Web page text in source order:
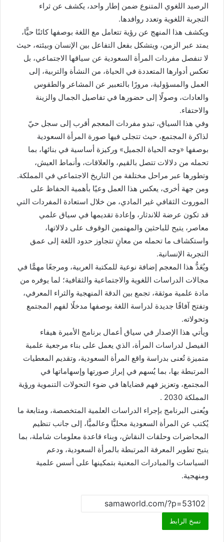
الرصيد اللغوي المتنوع ضمن إطار واحد، يكشف عن ثراء
التجربة اللغوية وتعدد روافدها.
ويكشف هذا المنهج عن رؤية تتعامل مع اللغة بوصفها كائنًا حيًّا،
يمتد عبر الزمن، ويتشكل بفعل التفاعل بين الإنسان وبيئته، حيث
لا تنفصل مفردات المرأة السعودية عن سياقها الاجتماعي، بل
تعكس أدوارها المتعددة في الحياة، من النشأة والتربية، إلى
العمل والمسؤولية، مرورًا بالتعبير عن المشاعر والطقوس
والعادات، وصولًا إلى حضورها في تفاصيل الجمال والزينة
والاحتفاء.
وفي هذا السياق، تبدو مفردات المعجم أقرب إلى سجل حيّ
لذاكرة المجتمع، حيث تتجلى فيها صورة المرأة السعودية
بوصفها «وجه الحياة الجميل» وركيزة أساسية في بنائها، بما
تحمله من دلالات تتصل بالقيم، والعلاقات، وأنماط العيش،
وتطورها عبر مراحل مختلفة من التاريخ الاجتماعي في المملكة.
ومن جهة أخرى، يعكس هذا العمل وعيًا بأهمية الحفاظ على
الموروث الثقافي غير المادي، من خلال استعادة المفردات التي
قد تكون عرضة للاندثار، وإعادة تقديمها في سياق علمي
معاصر، يتيح للباحثين والمهتمين الوقوف على دلالاتها،
واستكشاف ما تحمله من معانٍ تتجاوز حدود اللغة إلى عمق
التجربة الإنسانية.
ويُعَدُّ هذا المعجم إضافة نوعية للمكتبة العربية، ومرجعًا مهمًّا في
مجالات الدراسات اللغوية والاجتماعية والثقافية؛ لما يوفره من
مادة علمية موثقة، تجمع بين الدقة المنهجية والثراء المعرفي،
وتفتح آفاقًا جديدة لدراسة اللغة بوصفها مدخلًا لفهم المجتمع
وتحولاته.
ويأتي هذا الإصدار في سياق أعمال برنامج الأميرة هيفاء
الفيصل لدراسات المرأة، الذي يعمل على بناء مرجعية علمية
متميزة تُعنى بدراسة واقع المرأة السعودية، وتقديم المعطيات
المرتبطة بها، بما يُسهم في إبراز صورتها وإسهاماتها في
المجتمع، وتعزيز فهم قضاياها في ضوء التحولات التنموية ورؤية
المملكة 2030 .
ويُعنى البرنامج بإجراء الدراسات العلمية المتخصصة، ومتابعة ما
يُكتب عن المرأة السعودية محليًّا وعالميًّا، إلى جانب تنظيم
المحاضرات وحلقات النقاش، وبناء قاعدة معلومات شاملة، بما
يتيح تطوير المعرفة المرتبطة بالمرأة السعودية، ودعم
السياسات والمبادرات المعنية بتمكينها على أسس علمية
ومنهجية.
نسخ الرابط